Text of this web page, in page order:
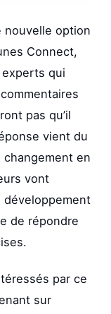
nouvelle option
Connect,
qui
pas qu’il
vient du
changement en
vont
développement
de répondre
par ce
sur